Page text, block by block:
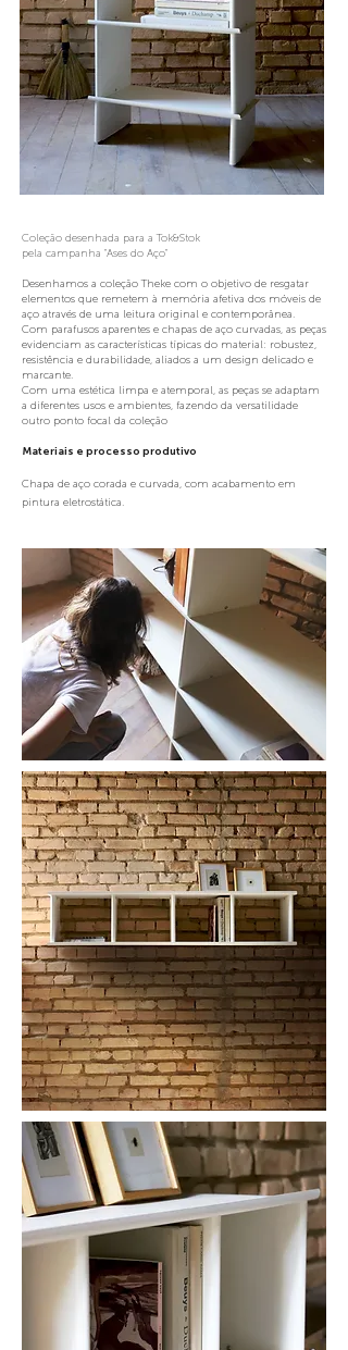
Coleção desenhada para a Tok&Stok
pela campanha "Ases do Aço"
Desenhamos a coleção Theke com o objetivo de resgatar
elementos que remetem à memória afetiva dos móveis de
aço através de uma leitura original e contemporânea.
Com parafusos aparentes e chapas de aço curvadas, as peças
evidenciam as características típicas do material: robustez,
resistência e durabilidade, aliados a um design delicado e
marcante.
Com uma estética limpa e atemporal, as peças se adaptam
a diferentes usos e ambientes, fazendo da versatilidade
outro ponto focal da coleção
Materiais e processo produtivo
Chapa de aço corada e curvada, com acabamento em
pintura eletrostática.